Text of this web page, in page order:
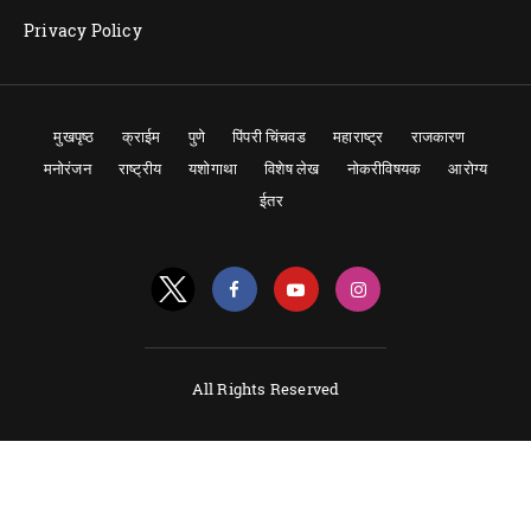
Privacy Policy
मुखपृष्ठ क्राईम पुणे पिंपरी चिंचवड महाराष्ट्र
राजकारण
मनोरंजन
राष्ट्रीय यशोगाथा विशेष लेख नोकरीविषयक
आरोग्य
ईतर
All Rights Reserved